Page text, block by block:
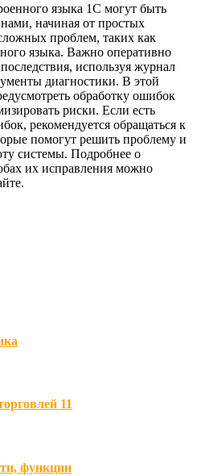
языка 1С могут быть
начиная от простых
проблем, таких как
языка. Важно оперативно
используя журнал
диагностики. В этой
обработку ошибок
риски. Если есть
рекомендуется обращаться к
помогут решить проблему и
системы. Подробнее о
их исправления можно
11
функции